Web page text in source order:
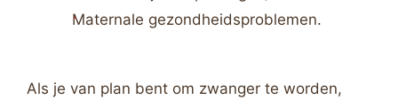
Maternale gezondheidsproblemen.
Als je van plan bent om zwanger te worden,